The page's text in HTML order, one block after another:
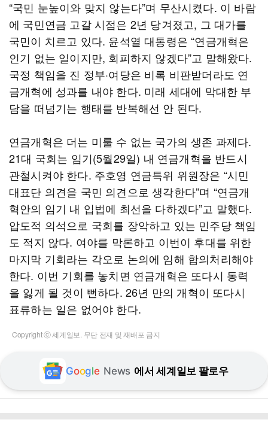
“국민 눈높이와 맞지 않는다”며 무산시켰다. 이 바람
에 국민연금 고갈 시점은 2년 당겨졌고, 그 대가를
국민이 치르고 있다. 윤석열 대통령은 “연금개혁은
인기 없는 일이지만, 회피하지 않겠다”고 말해왔다.
국정 책임을 진 정부·여당은 비록 비판받더라도 연
금개혁에 성과를 내야 한다. 미래 세대에 막대한 부
담을 떠넘기는 행태를 반복해선 안 된다.
연금개혁은 더는 미룰 수 없는 국가의 생존 과제다.
21대 국회는 임기(5월29일) 내 연금개혁을 반드시
관철시켜야 한다. 주호영 연금특위 위원장은 “시민
대표단 의견을 국민 의견으로 생각한다”며 “연금개
혁안의 임기 내 입법에 최선을 다하겠다”고 말했다.
압도적 의석으로 국회를 장악하고 있는 민주당 책임
도 적지 않다. 여야를 막론하고 이번이 후대를 위한
마지막 기회라는 각오로 논의에 임해 합의처리해야
한다. 이번 기회를 놓치면 연금개혁은 또다시 동력
을 잃게 될 것이 뻔하다. 26년 만의 개혁이 또다시
표류하는 일은 없어야 한다.
Copyright ⓒ 세계일보. 무단 전재 및 재배포 금지
Google News 에서 세계일보 팔로우